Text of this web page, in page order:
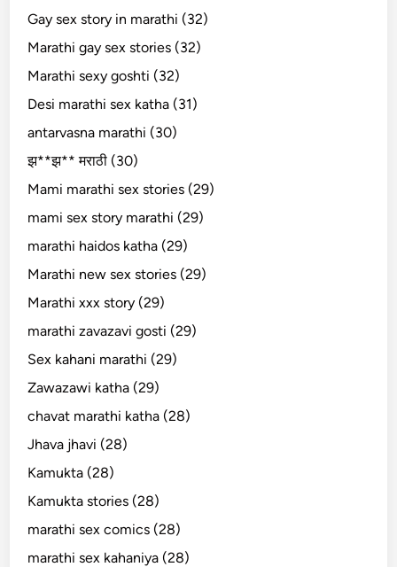
Gay sex story in marathi (32)
Marathi gay sex stories (32)
Marathi sexy goshti (32)
Desi marathi sex katha (31)
antarvasna marathi (30)
झ**झ** मराठी (30)
Mami marathi sex stories (29)
mami sex story marathi (29)
marathi haidos katha (29)
Marathi new sex stories (29)
Marathi xxx story (29)
marathi zavazavi gosti (29)
Sex kahani marathi (29)
Zawazawi katha (29)
chavat marathi katha (28)
Jhava jhavi (28)
Kamukta (28)
Kamukta stories (28)
marathi sex comics (28)
marathi sex kahaniya (28)